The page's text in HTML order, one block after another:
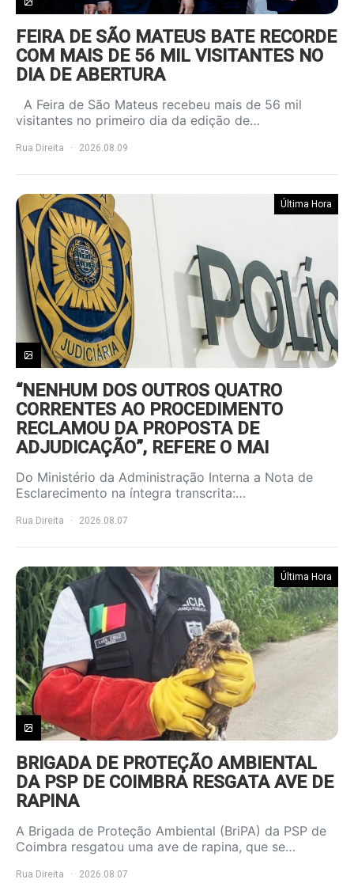
FEIRA DE SÃO MATEUS BATE RECORDE
COM MAIS DE 56 MIL VISITANTES NO
DIA DE ABERTURA
A Feira de São Mateus recebeu mais de 56 mil
visitantes no primeiro dia da edição de…
Rua Direita 2026.08.09
Última Hora
“NENHUM DOS OUTROS QUATRO
CORRENTES AO PROCEDIMENTO
RECLAMOU DA PROPOSTA DE
ADJUDICAÇÃO”, REFERE O MAI
Do Ministério da Administração Interna a Nota de
Esclarecimento na íntegra transcrita:…
Rua Direita 2026.08.07
Última Hora
BRIGADA DE PROTEÇÃO AMBIENTAL
DA PSP DE COIMBRA RESGATA AVE DE
RAPINA
A Brigada de Proteção Ambiental (BriPA) da PSP de
Coimbra resgatou uma ave de rapina, que se…
Rua Direita 2026.08.07